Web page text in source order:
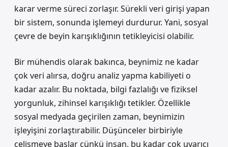
karar verme süreci zorlaşır. Sürekli veri girişi yapan
bir sistem, sonunda işlemeyi durdurur. Yani, sosyal
çevre de beyin karışıklığının tetikleyicisi olabilir.
Bir mühendis olarak bakınca, beynimiz ne kadar
çok veri alırsa, doğru analiz yapma kabiliyeti o
kadar azalır. Bu noktada, bilgi fazlalığı ve fiziksel
yorgunluk, zihinsel karışıklığı tetikler. Özellikle
sosyal medyada geçirilen zaman, beynimizin
işleyişini zorlaştırabilir. Düşünceler birbiriyle
çelişmeye başlar çünkü insan, bu kadar çok uyarıcı